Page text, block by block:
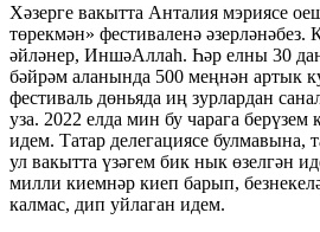
Хәзерге вакытта Анталия мэриясе
төрекмән» фестиваленә әзерләнәбез.
әйләнер, ИншәАллаһ. Һәр елны 30
бәйрәм аланында 500 меңнән артык
фестиваль дөньяда иң зурлардан
уза. 2022 елда мин бу чарага
идем. Татар делегациясе булмавына,
ул вакытта үзәгем бик нык өзелгән
милли киемнәр киеп барып,
калмас, дип уйлаган идем.